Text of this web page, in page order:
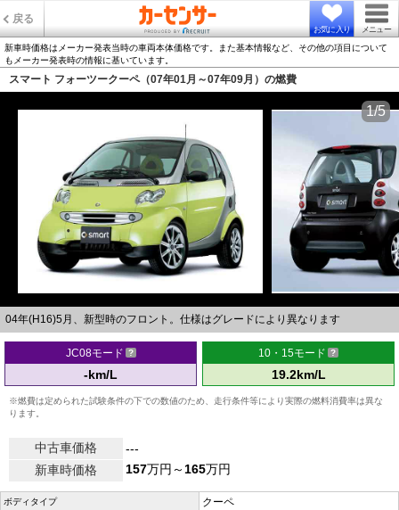
戻る
お気に入り メニュー
新車時価格はメーカー発表当時の車両本体価格です。また基本情報など、その他の項目について
もメーカー発表時の情報に基いています。
スマート フォーツークーペ（07年01月～07年09月）の燃費
04年(H16)5月、新型時のフロント。仕様はグレードにより異なります
1/5
JC08モード
-km/L
10・15モード
19.2km/L
※燃費は定められた試験条件の下での数値のため、走行条件等により実際の燃料消費率は異な
ります。
中古車価格
---
新車時価格
157万円～165万円
ボディタイプ クーペ